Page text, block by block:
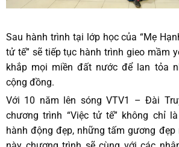
Sau hành trình tại lớp học của “Mẹ
tử tế” sẽ tiếp tục hành trình gieo mầm
khắp mọi miền đất nước để lan tỏa
cộng đồng.
Với 10 năm lên sóng VTV1 – Đài
chương trình “Việc tử tế” không chỉ
hành động đẹp, những tấm gương